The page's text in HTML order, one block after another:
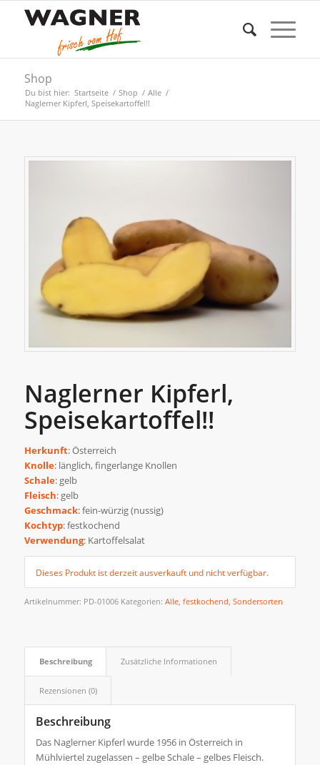
Shop
Du bist hier: Startseite / Shop / Alle /
Naglerner Kipferl, Speisekartoffel!!
Naglerner Kipferl,
Speisekartoffel!!
Herkunft: Österreich
Knolle: länglich, fingerlange Knollen
Schale: gelb
Fleisch: gelb
Geschmack: fein-würzig (nussig)
Kochtyp: festkochend
Verwendung: Kartoffelsalat
Dieses Produkt ist derzeit ausverkauft und nicht verfügbar.
Artikelnummer: PD-01006 Kategorien: Alle, festkochend, Sondersorten
Beschreibung Zusätzliche Informationen
Rezensionen (0)
Beschreibung
Das Naglerner Kipferl wurde 1956 in Österreich in
Mühlviertel zugelassen – gelbe Schale – gelbes Fleisch.